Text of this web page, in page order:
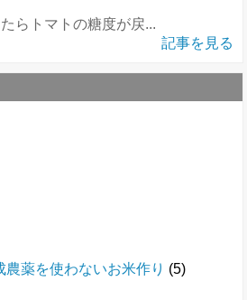
らトマトの糖度が戻...
記事を見る
薬を使わないお米作り (5)